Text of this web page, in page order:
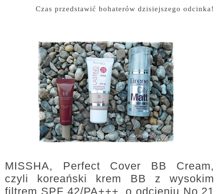
Czas przedstawić bohaterów dzisiejszego odcinka!
MISSHA, Perfect Cover BB Cream,
czyli koreański krem BB z wysokim
filtrem SPF 42/PA+++, o odcieniu No.21